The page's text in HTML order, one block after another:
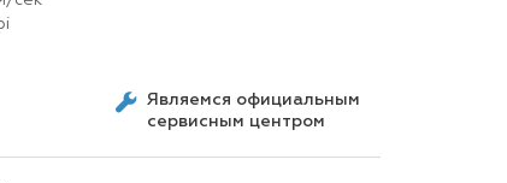
Являемся официальным
сервисным центром